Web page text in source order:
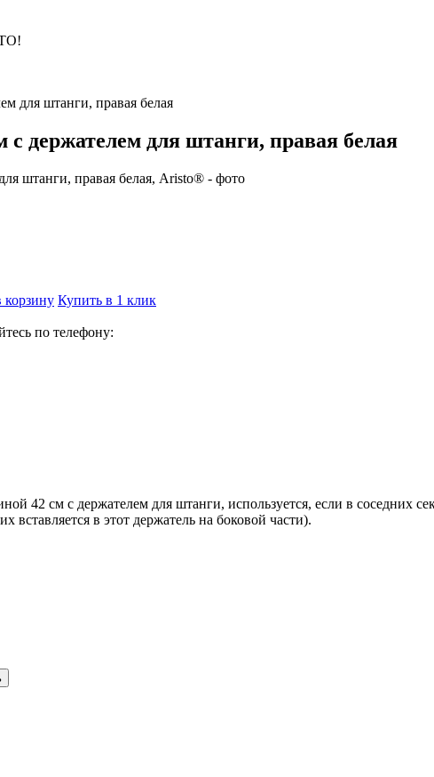
для штанги, правая белая
с держателем для штанги, правая белая
корзину Купить в 1 клик
по телефону:
42 см с держателем для штанги, используется, если в
в этот держатель на боковой части).